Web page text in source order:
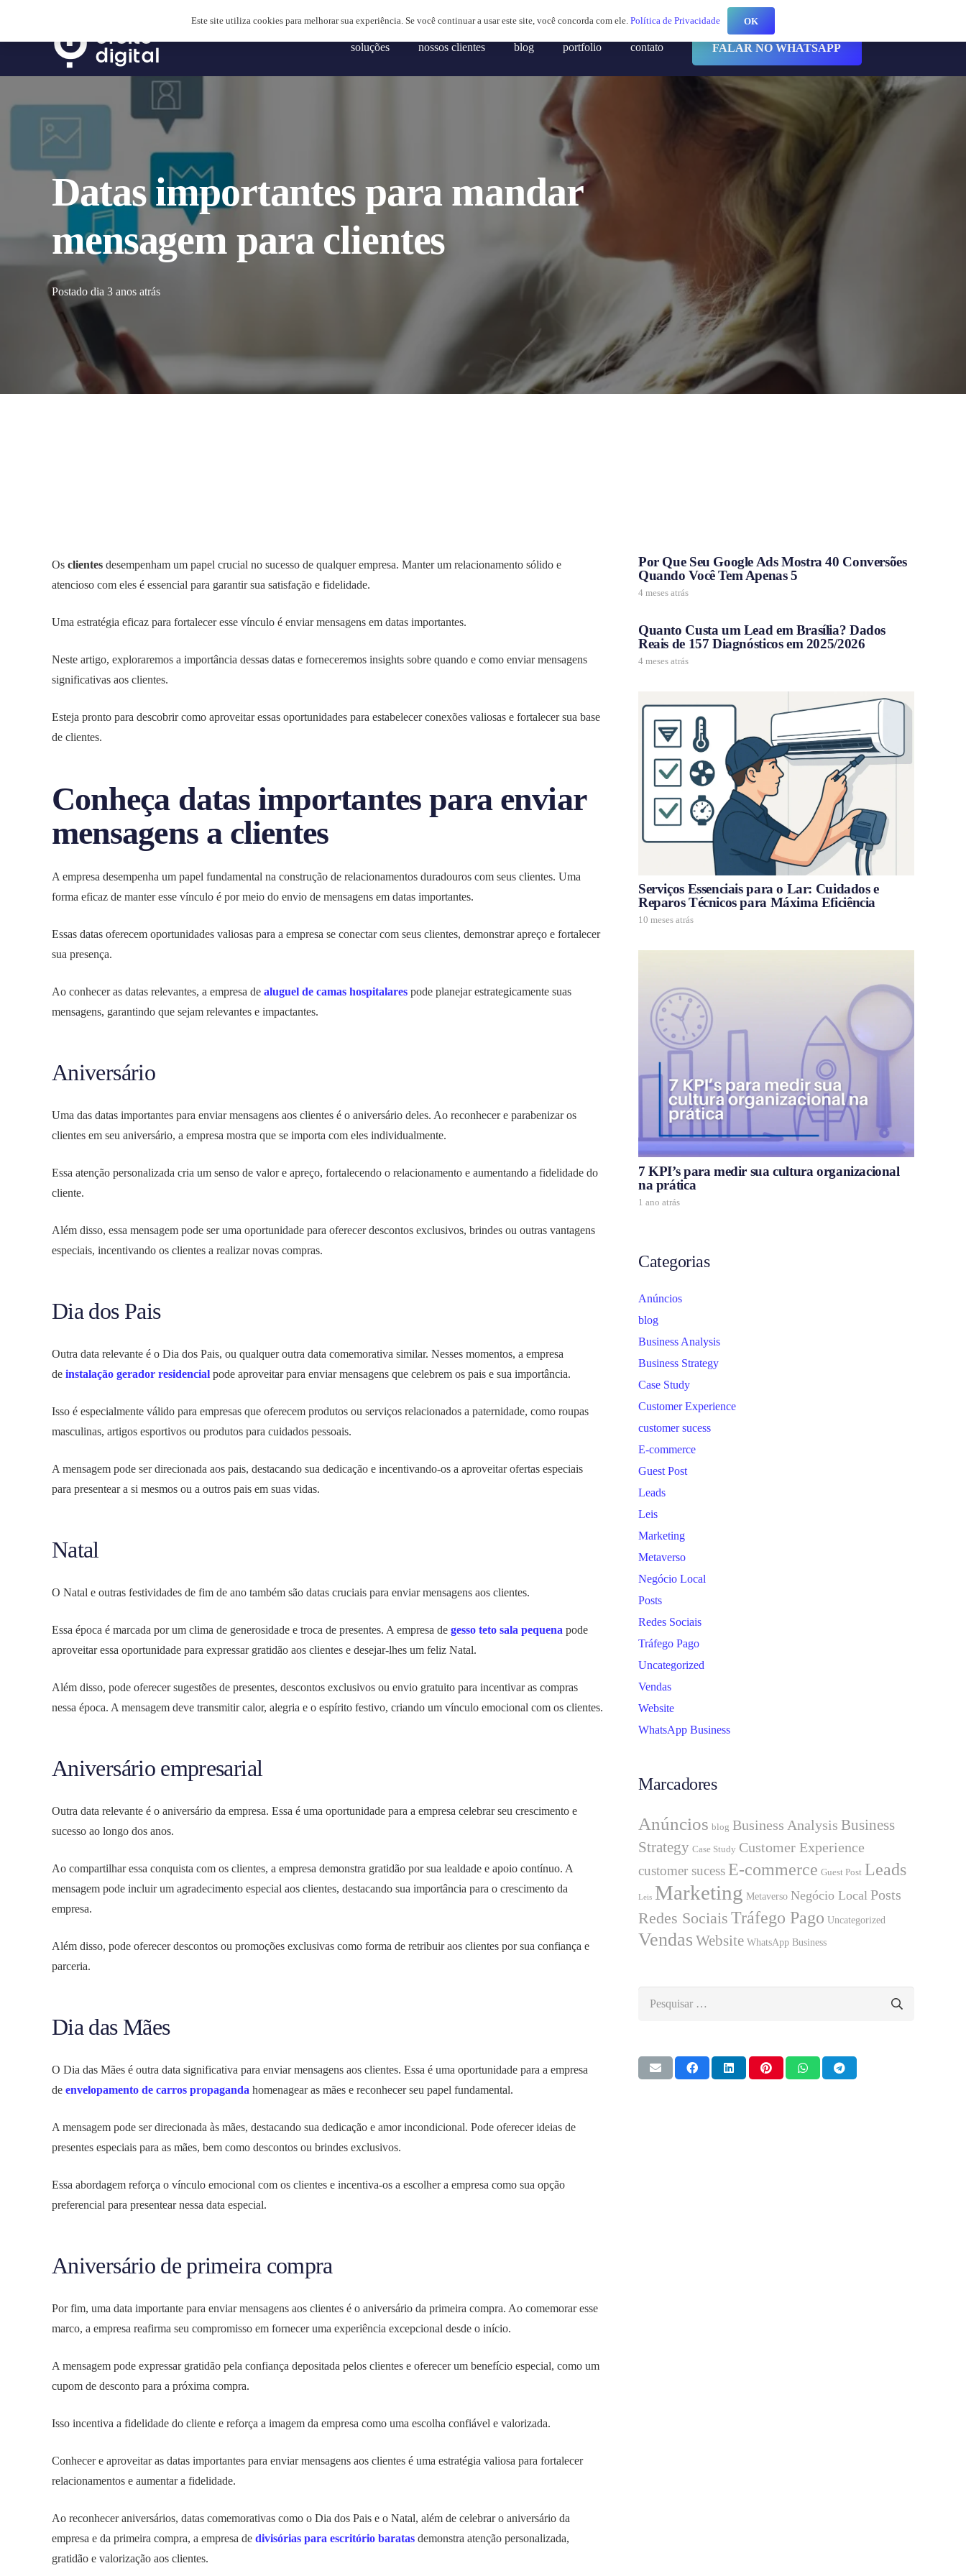
soluções nossos clientes blog portfolio contato FALAR NO WHATSAPP
Datas importantes para mandar
mensagem para clientes
Postado dia 3 anos atrás
Os clientes desempenham um papel crucial no sucesso de qualquer empresa. Manter um relacionamento sólido e
atencioso com eles é essencial para garantir sua satisfação e fidelidade.
Uma estratégia eficaz para fortalecer esse vínculo é enviar mensagens em datas importantes.
Neste artigo, exploraremos a importância dessas datas e forneceremos insights sobre quando e como enviar mensagens
significativas aos clientes.
Esteja pronto para descobrir como aproveitar essas oportunidades para estabelecer conexões valiosas e fortalecer sua base
de clientes.
Conheça datas importantes para enviar
mensagens a clientes
A empresa desempenha um papel fundamental na construção de relacionamentos duradouros com seus clientes. Uma
forma eficaz de manter esse vínculo é por meio do envio de mensagens em datas importantes.
Essas datas oferecem oportunidades valiosas para a empresa se conectar com seus clientes, demonstrar apreço e fortalecer
sua presença.
Ao conhecer as datas relevantes, a empresa de aluguel de camas hospitalares pode planejar estrategicamente suas
mensagens, garantindo que sejam relevantes e impactantes.
Aniversário
Uma das datas importantes para enviar mensagens aos clientes é o aniversário deles. Ao reconhecer e parabenizar os
clientes em seu aniversário, a empresa mostra que se importa com eles individualmente.
Essa atenção personalizada cria um senso de valor e apreço, fortalecendo o relacionamento e aumentando a fidelidade do
cliente.
Além disso, essa mensagem pode ser uma oportunidade para oferecer descontos exclusivos, brindes ou outras vantagens
especiais, incentivando os clientes a realizar novas compras.
Dia dos Pais
Outra data relevante é o Dia dos Pais, ou qualquer outra data comemorativa similar. Nesses momentos, a empresa
de instalação gerador residencial pode aproveitar para enviar mensagens que celebrem os pais e sua importância.
Isso é especialmente válido para empresas que oferecem produtos ou serviços relacionados a paternidade, como roupas
masculinas, artigos esportivos ou produtos para cuidados pessoais.
A mensagem pode ser direcionada aos pais, destacando sua dedicação e incentivando-os a aproveitar ofertas especiais
para presentear a si mesmos ou a outros pais em suas vidas.
Natal
O Natal e outras festividades de fim de ano também são datas cruciais para enviar mensagens aos clientes.
Essa época é marcada por um clima de generosidade e troca de presentes. A empresa de gesso teto sala pequena pode
aproveitar essa oportunidade para expressar gratidão aos clientes e desejar-lhes um feliz Natal.
Além disso, pode oferecer sugestões de presentes, descontos exclusivos ou envio gratuito para incentivar as compras
nessa época. A mensagem deve transmitir calor, alegria e o espírito festivo, criando um vínculo emocional com os clientes.
Aniversário empresarial
Outra data relevante é o aniversário da empresa. Essa é uma oportunidade para a empresa celebrar seu crescimento e
sucesso ao longo dos anos.
Ao compartilhar essa conquista com os clientes, a empresa demonstra gratidão por sua lealdade e apoio contínuo. A
mensagem pode incluir um agradecimento especial aos clientes, destacando sua importância para o crescimento da
empresa.
Além disso, pode oferecer descontos ou promoções exclusivas como forma de retribuir aos clientes por sua confiança e
parceria.
Dia das Mães
O Dia das Mães é outra data significativa para enviar mensagens aos clientes. Essa é uma oportunidade para a empresa
de envelopamento de carros propaganda homenagear as mães e reconhecer seu papel fundamental.
A mensagem pode ser direcionada às mães, destacando sua dedicação e amor incondicional. Pode oferecer ideias de
presentes especiais para as mães, bem como descontos ou brindes exclusivos.
Essa abordagem reforça o vínculo emocional com os clientes e incentiva-os a escolher a empresa como sua opção
preferencial para presentear nessa data especial.
Aniversário de primeira compra
Por fim, uma data importante para enviar mensagens aos clientes é o aniversário da primeira compra. Ao comemorar esse
marco, a empresa reafirma seu compromisso em fornecer uma experiência excepcional desde o início.
A mensagem pode expressar gratidão pela confiança depositada pelos clientes e oferecer um benefício especial, como um
cupom de desconto para a próxima compra.
Isso incentiva a fidelidade do cliente e reforça a imagem da empresa como uma escolha confiável e valorizada.
Conhecer e aproveitar as datas importantes para enviar mensagens aos clientes é uma estratégia valiosa para fortalecer
relacionamentos e aumentar a fidelidade.
Ao reconhecer aniversários, datas comemorativas como o Dia dos Pais e o Natal, além de celebrar o aniversário da
empresa e da primeira compra, a empresa de divisórias para escritório baratas demonstra atenção personalizada,
gratidão e valorização aos clientes.
Por Que Seu Google Ads Mostra 40 Conversões
Quando Você Tem Apenas 5
4 meses atrás
Quanto Custa um Lead em Brasília? Dados
Reais de 157 Diagnósticos em 2025/2026
4 meses atrás
Serviços Essenciais para o Lar: Cuidados e
Reparos Técnicos para Máxima Eficiência
10 meses atrás
7 KPI’s para medir sua cultura organizacional
na prática
1 ano atrás
Categorias
Anúncios
blog
Business Analysis
Business Strategy
Case Study
Customer Experience
customer sucess
E-commerce
Guest Post
Leads
Leis
Marketing
Metaverso
Negócio Local
Posts
Redes Sociais
Tráfego Pago
Uncategorized
Vendas
Website
WhatsApp Business
Marcadores
Anúncios blog Business Analysis Business
Strategy Case Study Customer Experience
customer sucess E-commerce Guest Post Leads
Leis Marketing Metaverso Negócio Local Posts
Redes Sociais Tráfego Pago Uncategorized
Vendas Website WhatsApp Business
Este site utiliza cookies para melhorar sua experiência. Se você continuar a usar este site, você concorda com ele. Política de Privacidade OK